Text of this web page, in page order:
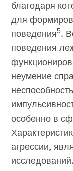
благодаря
для
поведения5.
поведения
неумение
особенно в
агрессии,
исследований.